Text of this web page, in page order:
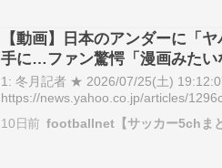
【動画】日本のアンダーに「
手に…ファン驚愕「漫画みた
1: 冬月記者 ★ 2026/07/25(土)
https://news.yahoo.co.jp/articles/
【実際の動画】華麗タッチ→”裏街…
10日前 footballnet【サッカー5chま